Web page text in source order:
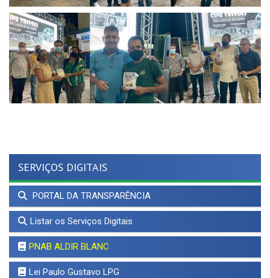
SERVIÇOS DIGITAIS
PORTAL DA TRANSPARÊNCIA
Listar os Serviços Digitais
PNAB ALDIR BLANC
Lei Paulo Gustavo LPG